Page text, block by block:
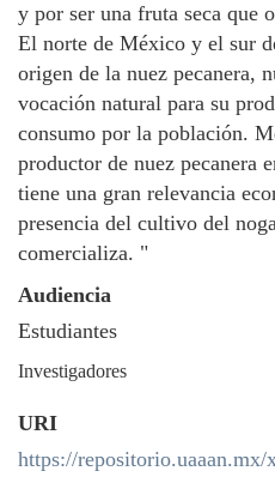
y por ser una fruta seca que
El norte de México y el sur
origen de la nuez pecanera,
vocación natural para su
consumo por la población.
productor de nuez pecanera
tiene una gran relevancia
presencia del cultivo del
comercializa. "
Audiencia
Estudiantes
Investigadores
URI
https://